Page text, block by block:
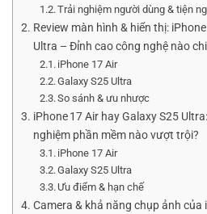
Trải nghiệm người dùng & tiện
Review màn hình & hiển thị:
Ultra – Đỉnh cao công nghệ nào
iPhone 17 Air
Galaxy S25 Ultra
So sánh & ưu nhược
iPhone 17 Air hay Galaxy S25
nghiệm phần mềm nào vượt trội?
iPhone 17 Air
Galaxy S25 Ultra
Ưu điểm & hạn chế
Camera & khả năng chụp ảnh của